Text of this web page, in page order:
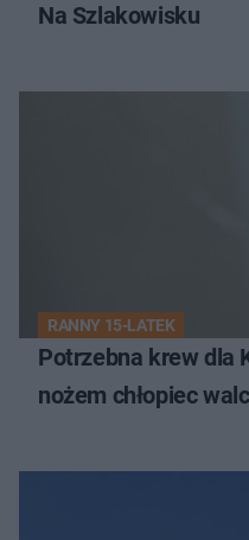
Na Szlakowisku
RANNY 15-LATEK
Potrzebna krew dla
nożem chłopiec